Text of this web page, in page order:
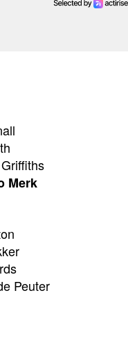
Merk
Peuter